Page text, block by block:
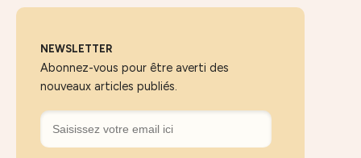
NEWSLETTER
Abonnez-vous pour être averti des
nouveaux articles publiés.